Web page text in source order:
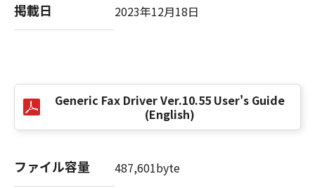
した場合、速やかに、「本ソフトウェア」およ
びその複製物のすべてを廃棄または消去するも
定は、本契約書の終了後も効力を有します。
９．U.S. GOVERNMENT RESTRICTED RIGHTS
“米国政府エンドユーザー”とは、米国政府の機
関また団体を意味します。もしお客様が米国政
掲載日 2023年12月18日
Generic Fax Driver Ver.10.55 User's Guide
(English)
ファイル容量 487,601byte